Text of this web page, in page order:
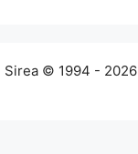
Sirea © 1994 - 2026